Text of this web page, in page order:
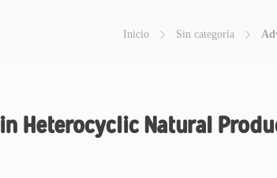
Inicio Sin categoría
Heterocyclic Natural